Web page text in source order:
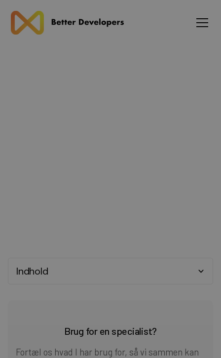
Indhold
Heading 4
Brug for en specialist?
Fortæl os hvad I har brug for, så vi sammen kan